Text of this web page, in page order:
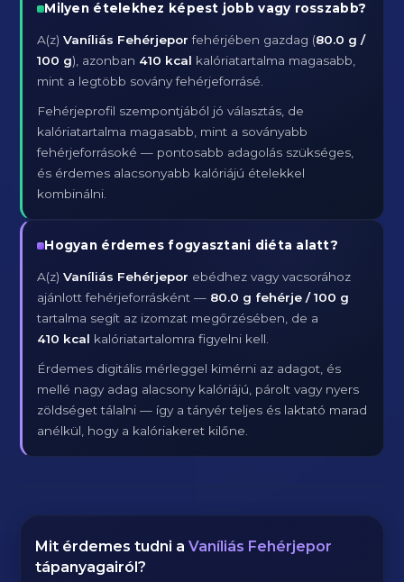
Milyen ételekhez képest jobb vagy rosszabb?
A(z)Vaníliás Fehérjepor fehérjében gazdag (80.0 g /
100 g), azonban 410 kcal kalóriatartalma magasabb,
mint a legtöbb sovány fehérjeforrásé.
Fehérjeprofil szempontjából jó választás, de
kalóriatartalma magasabb, mint a soványabb
fehérjeforrásoké — pontosabb adagolás szükséges,
és érdemes alacsonyabb kalóriájú ételekkel
kombinálni.
Hogyan érdemes fogyasztani diéta alatt?
A(z)Vaníliás Fehérjepor ebédhez vagy vacsorához
ajánlott fehérjeforrásként — 80.0 g fehérje / 100 g
tartalma segít az izomzat megőrzésében, de a
410 kcal kalóriatartalomra figyelni kell.
Érdemes digitális mérleggel kimérni az adagot, és
mellé nagy adag alacsony kalóriájú, párolt vagy nyers
zöldséget tálalni — így a tányér teljes és laktató marad
anélkül, hogy a kalóriakeret kilőne.
Mit érdemes tudni aVaníliás Fehérjepor
tápanyagairól?